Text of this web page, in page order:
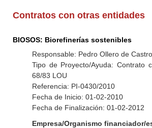
Contratos con otras entidades
BIOSOS: Biorefinerías sostenibles
Responsable: Pedro Ollero de Castro
Tipo de Proyecto/Ayuda: Contrato
68/83 LOU
Referencia: PI-0430/2010
Fecha de Inicio: 01-02-2010
Fecha de Finalización: 01-02-2012
Empresa/Organismo financiador/